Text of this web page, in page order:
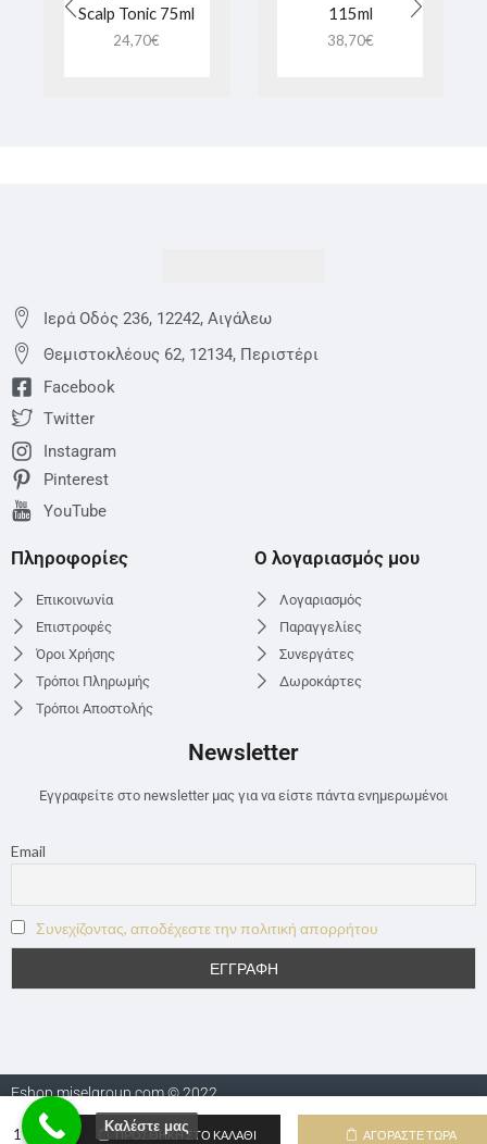
Scalp Tonic 75ml
24,70€
115ml
38,70€
ΠΡΟΣΘΉΚΗ ΣΤΟ ΚΑΛΆΘΙ ΑΓΟΡΆΣΤΕ ΤΏΡΑ
Ιερά Οδός 236, 12242, Αιγάλεω
Θεμιστoκλέους 62, 12134, Περιστέρι
Facebook
Twitter
Instagram
Pinterest
YouTube
Πληροφορίες
Επικοινωνία
Επιστροφές
Όροι Χρήσης
Τρόποι Πληρωμής
Τρόποι Αποστολής
Ο λογαριασμός μου
Λογαριασμός
Παραγγελίες
Συνεργάτες
Δωροκάρτες
Newsletter
Εγγραφείτε στο newsletter μας για να είστε πάντα ενημερωμένοι
Email
Συνεχίζοντας, αποδέχεστε την πολιτική απορρήτου
Eshop.miselgroup.com © 2022
Καλέστε μας